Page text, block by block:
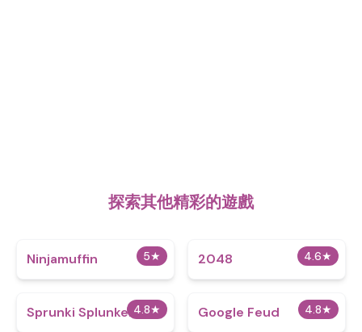
探索其他精彩的遊戲
5★
Ninjamuffin 4.6★
2048
4.8★
Sprunki Splunkeh 4.8★
Google Feud